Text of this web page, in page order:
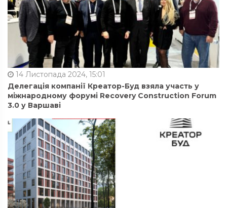
14 Листопада 2024, 15:01
Делегація компанії Креатор-Буд взяла участь у
міжнародному форумі Recovery Construction Forum
3.0 у Варшаві